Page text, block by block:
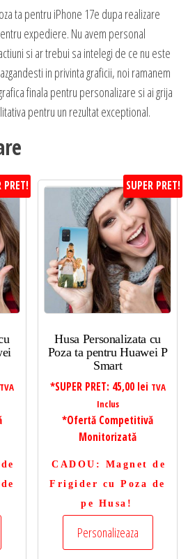
ta pentru iPhone 17e dupa realizare
expediere. Nu avem personal
si ar trebui sa intelegi de ce nu este
in privinta graficii, noi ramanem
finala pentru personalizare si ai grija
pentru un rezultat exceptional.
PRET!
TVA
SUPER PRET!
Husa Personalizata cu
Poza ta pentru Huawei P
Smart
*SUPER PRET: 45,00 lei TVA
Inclus
*Ofertă Competitivă
Monitorizată
CADOU : Magnet de
Frigider cu Poza de
pe Husa!
Personalizeaza